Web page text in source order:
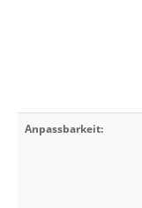
Anpassbarkeit: